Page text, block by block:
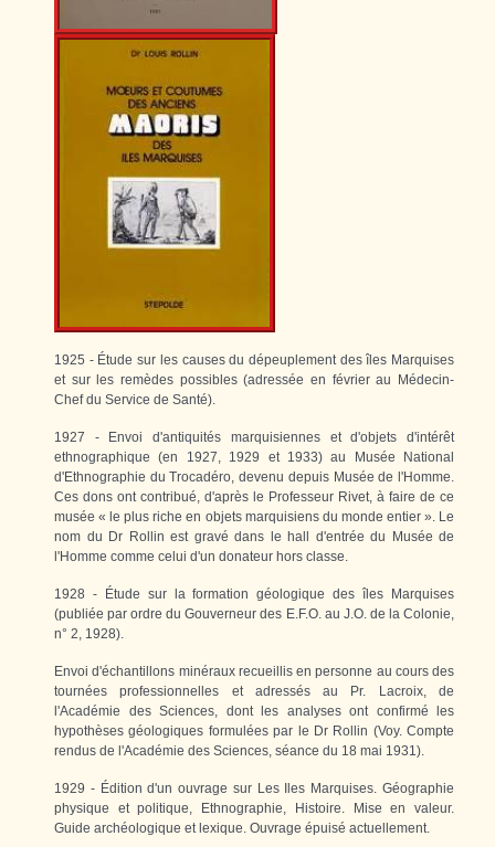
1925 - Étude sur les causes du dépeuplement des îles Marquises
et sur les remèdes possibles (adressée en février au Médecin-
Chef du Service de Santé).
1927 - Envoi d'antiquités marquisiennes et d'objets d'intérêt
ethnographique (en 1927, 1929 et 1933) au Musée National
d'Ethnographie du Trocadéro, devenu depuis Musée de l'Homme.
Ces dons ont contribué, d'après le Professeur Rivet, à faire de ce
musée « le plus riche en objets marquisiens du monde entier ». Le
nom du Dr Rollin est gravé dans le hall d'entrée du Musée de
l'Homme comme celui d'un donateur hors classe.
1928 - Étude sur la formation géologique des îles Marquises
(publiée par ordre du Gouverneur des E.F.O. au J.O. de la Colonie,
n° 2, 1928).
Envoi d'échantillons minéraux recueillis en personne au cours des
tournées professionnelles et adressés au Pr. Lacroix, de
l'Académie des Sciences, dont les analyses ont confirmé les
hypothèses géologiques formulées par le Dr Rollin (Voy. Compte
rendus de l'Académie des Sciences, séance du 18 mai 1931).
1929 - Édition d'un ouvrage sur Les Iles Marquises. Géographie
physique et politique, Ethnographie, Histoire. Mise en valeur.
Guide archéologique et lexique. Ouvrage épuisé actuellement.